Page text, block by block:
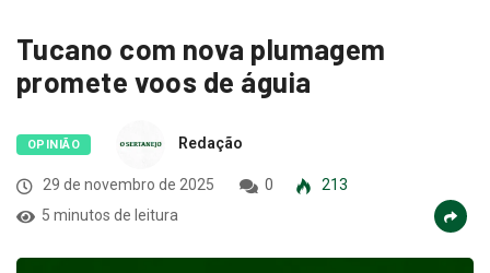
Tucano com nova plumagem
promete voos de águia
OPINIÃO Redação
29 de novembro de 2025 0
213
5 minutos de leitura